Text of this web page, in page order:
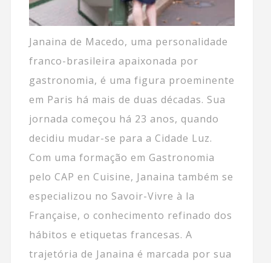
Janaina de Macedo, uma personalidade
franco-brasileira apaixonada por
gastronomia, é uma figura proeminente
em Paris há mais de duas décadas. Sua
jornada começou há 23 anos, quando
decidiu mudar-se para a Cidade Luz.
Com uma formação em Gastronomia
pelo CAP en Cuisine, Janaina também se
especializou no Savoir-Vivre à la
Française, o conhecimento refinado dos
hábitos e etiquetas francesas. A
trajetória de Janaina é marcada por sua